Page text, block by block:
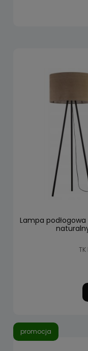
Lampa
promocja